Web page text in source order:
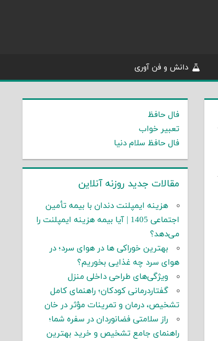
دانش و فن آوری
فال حافظ
تعبیر خواب
فال حافظ سلام دنیا
مقالات جدید روزنه آنلاین
هزینه ایمپلنت دندان با بیمه تأمین
اجتماعی 1405 | آیا بیمه هزینه ایمپلنت را
می‌دهد؟
بهترین خوراکی ها در هوای سرد؛ در
هوای سرد چه غذایی بخوریم؟
ویژگی‌های طراحی داخلی منزل
گفتاردرمانی کودکان؛ راهنمای کامل
تشخیص، درمان و تمرینات مؤثر در خان
راز سلامتی فضانوردان در سفره شما؛
راهنمای جامع تشخیص و خرید بهترین